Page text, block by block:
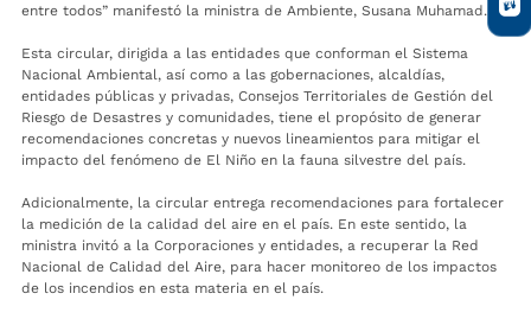
entre todos” manifestó la ministra de Ambiente, Susana Muhamad.
Esta circular, dirigida a las entidades que conforman el Sistema
Nacional Ambiental, así como a las gobernaciones, alcaldías,
entidades públicas y privadas, Consejos Territoriales de Gestión del
Riesgo de Desastres y comunidades, tiene el propósito de generar
recomendaciones concretas y nuevos lineamientos para mitigar el
impacto del fenómeno de El Niño en la fauna silvestre del país.
Adicionalmente, la circular entrega recomendaciones para fortalecer
la medición de la calidad del aire en el país. En este sentido, la
ministra invitó a la Corporaciones y entidades, a recuperar la Red
Nacional de Calidad del Aire, para hacer monitoreo de los impactos
de los incendios en esta materia en el país.